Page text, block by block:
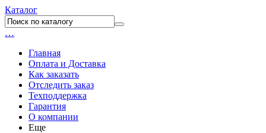
Каталог
…
Главная
Оплата и Доставка
Как заказать
Отследить заказ
Техподдержка
Гарантия
О компании
Еще